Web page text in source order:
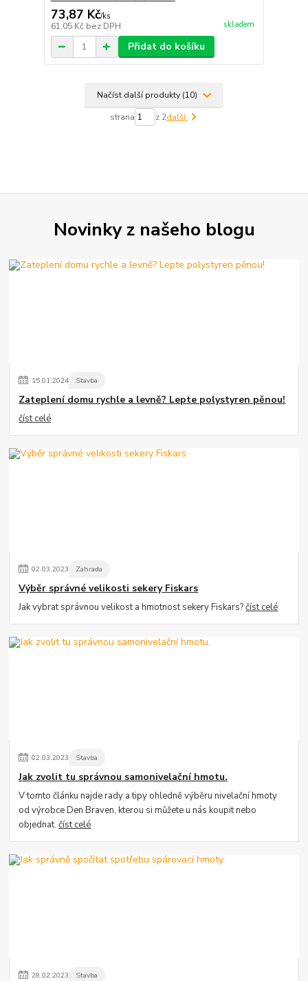
73,87 Kč/ks
61,05 Kč bez DPH skladem
Přidat do košíku
Načíst další produkty (10)
strana z 2další
Novinky z našeho blogu
15.01.2024 Stavba
Zateplení domu rychle a levně? Lepte polystyren pěnou!
číst celé
02.03.2023 Zahrada
Výběr správné velikosti sekery Fiskars
Jak vybrat správnou velikost a hmotnost sekery Fiskars?číst celé
02.03.2023 Stavba
Jak zvolit tu správnou samonivelační hmotu.
V tomto článku najde rady a tipy ohledně výběru nivelační hmoty
od výrobce Den Braven, kterou si můžete u nás koupit nebo
objednat.číst celé
28.02.2023 Stavba